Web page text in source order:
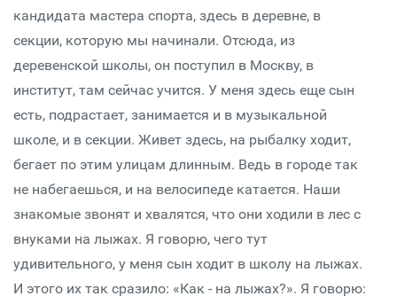
кандидата мастера спорта, здесь в деревне, в
секции, которую мы начинали. Отсюда, из
деревенской школы, он поступил в Москву, в
институт, там сейчас учится. У меня здесь еще сын
есть, подрастает, занимается и в музыкальной
школе, и в секции. Живет здесь, на рыбалку ходит,
бегает по этим улицам длинным. Ведь в городе так
не набегаешься, и на велосипеде катается. Наши
знакомые звонят и хвалятся, что они ходили в лес с
внуками на лыжах. Я говорю, чего тут
удивительного, у меня сын ходит в школу на лыжах.
И этого их так сразило: «Как - на лыжах?». Я говорю: